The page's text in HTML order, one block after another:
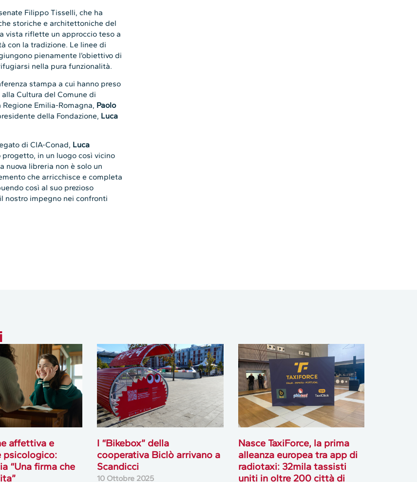
Filippo Tisselli, che ha
storiche e architettoniche del
vista riflette un approccio teso a
con la tradizione. Le linee di
pienamente l’obiettivo di
nella pura funzionalità.
stampa a cui hanno preso
alla Cultura del Comune di
Regione Emilia-Romagna, Paolo
della Fondazione, Luca
di CIA-Conad, Luca
in un luogo così vicino
nuova libreria non è solo un
che arricchisce e completa
così al suo prezioso
nostro impegno nei confronti
affettiva e
psicologico:
“Una firma che
I “Bikebox” della
cooperativa Biclò arrivano a
Scandicci
10 Ottobre 2025
Nasce TaxiForce, la prima
alleanza europea tra app di
radiotaxi: 32mila tassisti
uniti in oltre 200 città di